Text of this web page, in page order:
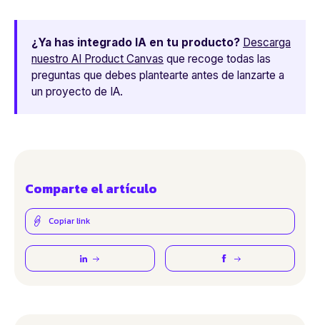
¿Ya has integrado IA en tu producto? Descarga
nuestro AI Product Canvas que recoge todas las
preguntas que debes plantearte antes de lanzarte a
un proyecto de IA.
Comparte el artículo
Copiar link